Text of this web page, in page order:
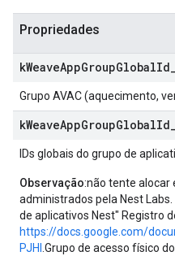
Propriedades
kWeaveAppGroupGlobalId
Grupo AVAC (aquecimento,
kWeaveAppGroupGlobalId
IDs globais do grupo de
Observação:não tente alocar
administrados pela Nest
de aplicativos Nest" Registro
https://docs.google.com/
PJHI .Grupo de acesso físico